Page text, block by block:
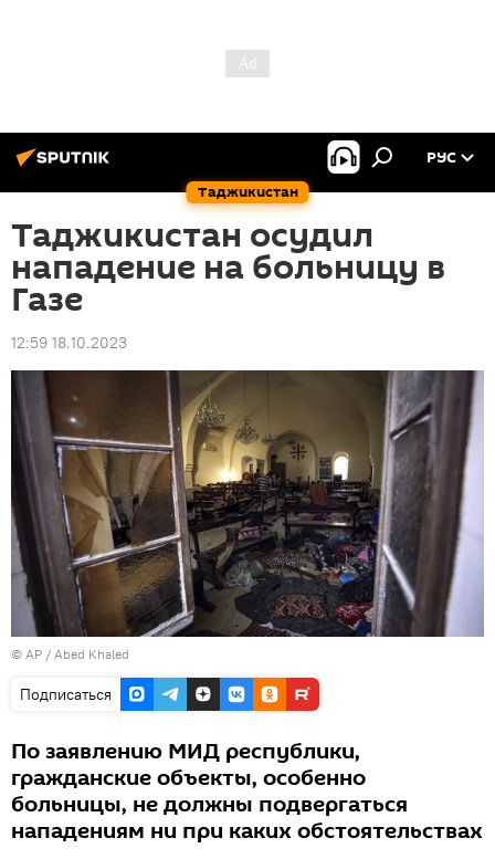
Таджикистан
РУС
Таджикистан осудил
нападение на больницу в
Газе
12:59 18.10.2023
© AP / Abed Khaled
Подписаться
По заявлению МИД республики,
гражданские объекты, особенно
больницы, не должны подвергаться
нападениям ни при каких обстоятельствах